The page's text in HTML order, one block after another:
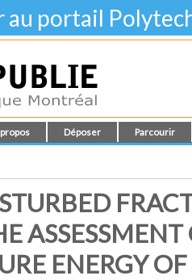
au portail
Déposer Parcourir
ENERGY